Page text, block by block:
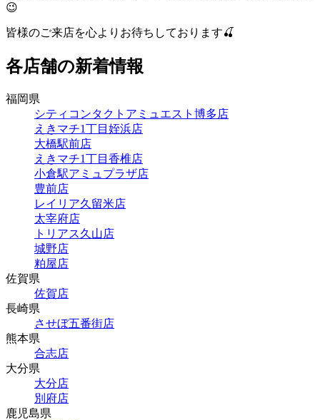
😉
皆様のご来店を心よりお待ちしております🍒
各店舗の新着情報
福岡県
シティコンタクトアミュエスト博多店
えきマチ1丁目姪浜店
大橋駅前店
えきマチ1丁目香椎店
小倉駅アミュプラザ店
豊前店
レイリア久留米店
太宰府店
トリアス久山店
城野店
粕屋店
佐賀県
佐賀店
長崎県
させぼ五番街店
熊本県
合志店
大分県
大分店
別府店
鹿児島県